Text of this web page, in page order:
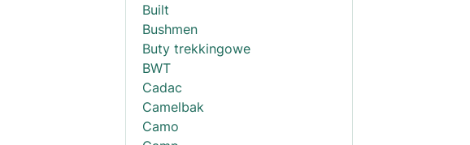
Built
Bushmen
Buty trekkingowe
BWT
Cadac
Camelbak
Camo